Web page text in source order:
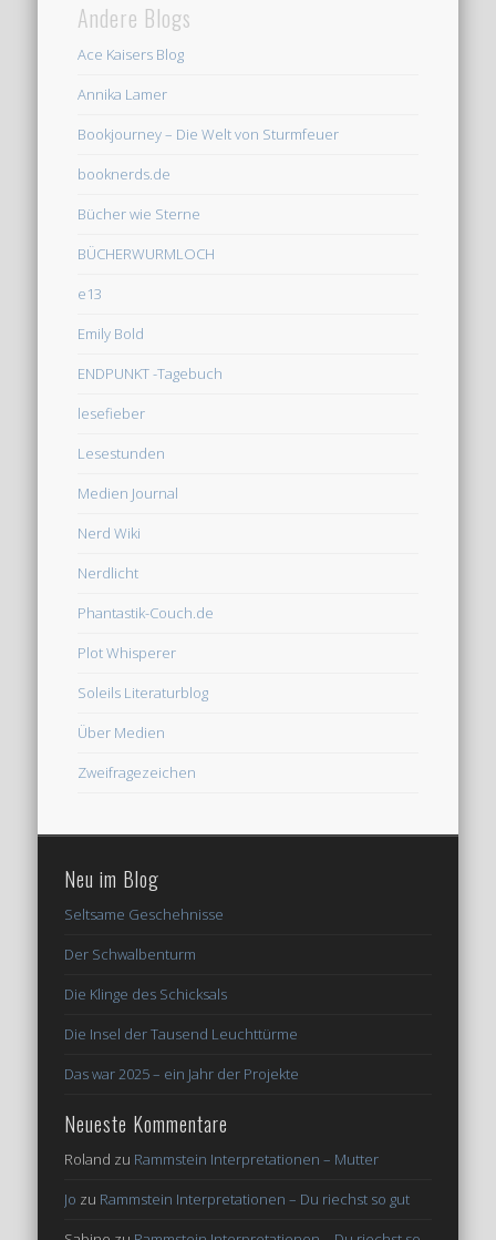
Andere Blogs
Ace Kaisers Blog
Annika Lamer
Bookjourney – Die Welt von Sturmfeuer
booknerds.de
Bücher wie Sterne
BÜCHERWURMLOCH
e13
Emily Bold
ENDPUNKT -Tagebuch
lesefieber
Lesestunden
Medien Journal
Nerd Wiki
Nerdlicht
Phantastik-Couch.de
Plot Whisperer
Soleils Literaturblog
Über Medien
Zweifragezeichen
Neu im Blog
Seltsame Geschehnisse
Der Schwalbenturm
Die Klinge des Schicksals
Die Insel der Tausend Leuchttürme
Das war 2025 – ein Jahr der Projekte
Neueste Kommentare
Roland zu Rammstein Interpretationen – Mutter
Jo zu Rammstein Interpretationen – Du riechst so gut